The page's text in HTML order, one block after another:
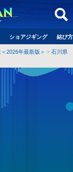
ショアジギング 結び
2026年最新版＞
石川県